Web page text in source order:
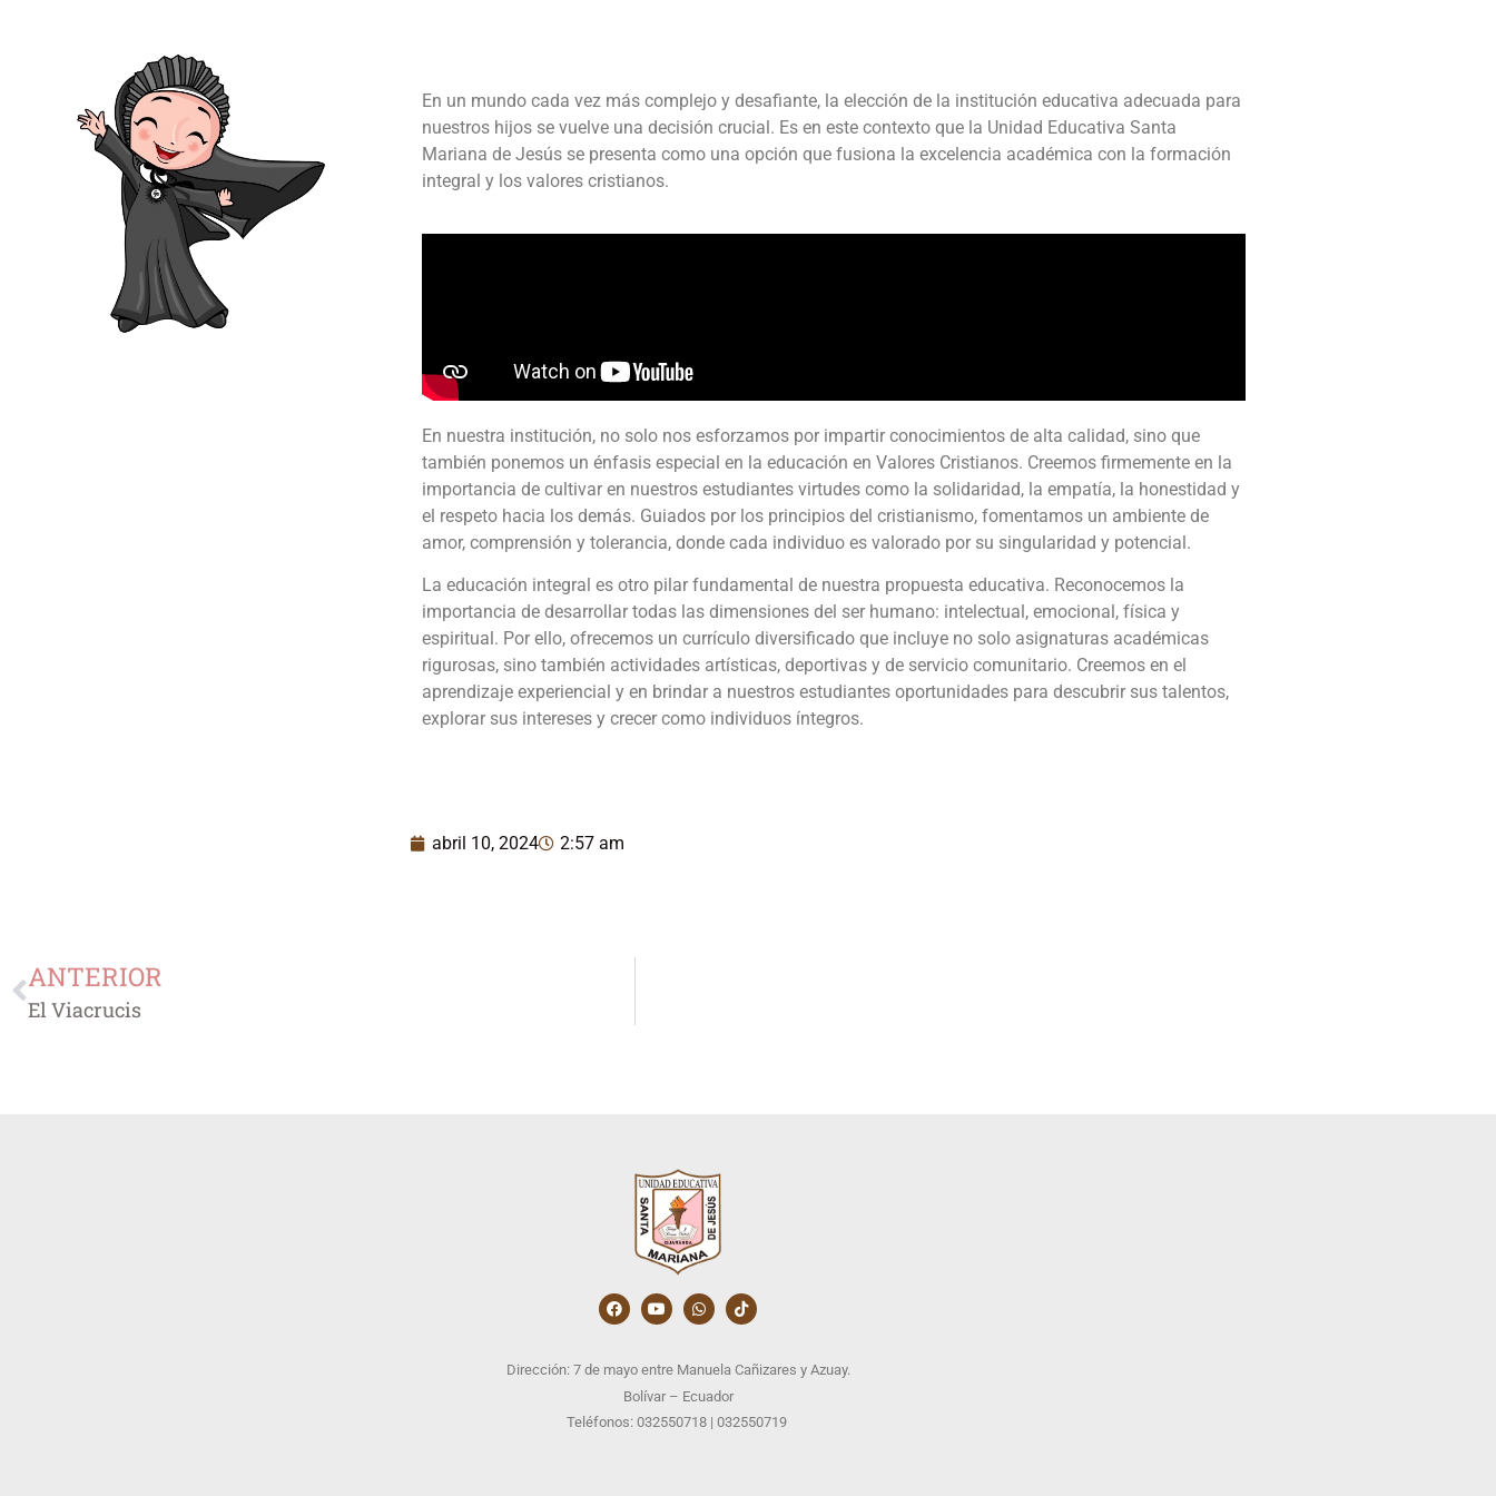
En un mundo cada vez más complejo y desafiante, la elección de la institución educativa adecuada para
nuestros hijos se vuelve una decisión crucial. Es en este contexto que la Unidad Educativa Santa
Mariana de Jesús se presenta como una opción que fusiona la excelencia académica con la formación
integral y los valores cristianos.
En nuestra institución, no solo nos esforzamos por impartir conocimientos de alta calidad, sino que
también ponemos un énfasis especial en la educación en Valores Cristianos. Creemos firmemente en la
importancia de cultivar en nuestros estudiantes virtudes como la solidaridad, la empatía, la honestidad y
el respeto hacia los demás. Guiados por los principios del cristianismo, fomentamos un ambiente de
amor, comprensión y tolerancia, donde cada individuo es valorado por su singularidad y potencial.
La educación integral es otro pilar fundamental de nuestra propuesta educativa. Reconocemos la
importancia de desarrollar todas las dimensiones del ser humano: intelectual, emocional, física y
espiritual. Por ello, ofrecemos un currículo diversificado que incluye no solo asignaturas académicas
rigurosas, sino también actividades artísticas, deportivas y de servicio comunitario. Creemos en el
aprendizaje experiencial y en brindar a nuestros estudiantes oportunidades para descubrir sus talentos,
explorar sus intereses y crecer como individuos íntegros.
abril 10, 2024 2:57 am
ANTERIOR
El Viacrucis
Dirección: 7 de mayo entre Manuela Cañizares y Azuay.
Bolívar – Ecuador
Teléfonos: 032550718 | 032550719